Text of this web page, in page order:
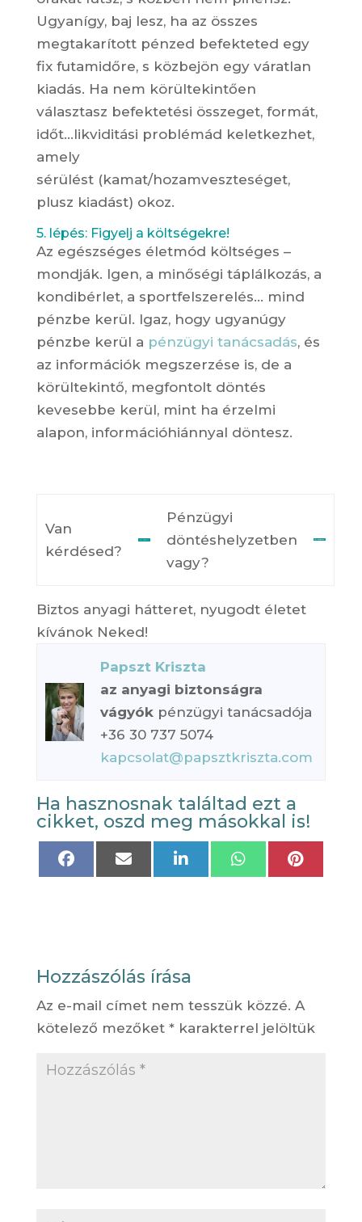
Ugyanígy, baj lesz, ha az összes
megtakarított pénzed befekteted egy
fix futamidőre, s közbejön egy váratlan
kiadás. Ha nem körültekintően
választasz befektetési összeget, formát,
időt…likviditási problémád keletkezhet,
amely
sérülést (kamat/hozamveszteséget,
plusz kiadást) okoz.
5. lépés: Figyelj a költségekre!
Az egészséges életmód költséges –
mondják. Igen, a minőségi táplálkozás, a
kondibérlet, a sportfelszerelés… mind
pénzbe kerül. Igaz, hogy ugyanúgy
pénzbe kerül a pénzügyi tanácsadás, és
az információk megszerzése is, de a
körültekintő, megfontolt döntés
kevesebbe kerül, mint ha érzelmi
alapon, információhiánnyal döntesz.
Van
kérdésed?
Pénzügyi
döntéshelyzetben
vagy?
Biztos anyagi hátteret, nyugodt életet
kívánok Neked!
Papszt Kriszta
az anyagi biztonságra
vágyókpénzügyi tanácsadója
+36 30 737 5074
kapcsolat@papsztkriszta.com
Ha hasznosnak találtad ezt a
cikket, oszd meg másokkal is!
Share
Share
Share
Share
Share
Hozzászólás írása
Az e-mail címet nem tesszük közzé. A
kötelező mezőket *karakterrel jelöltük